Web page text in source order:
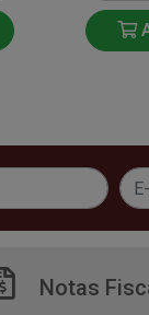
Notas